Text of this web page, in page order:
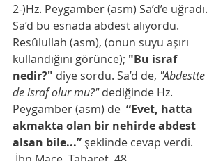
2-)Hz. Peygamber (asm) Sa’d’e uğradı.
Sa’d bu esnada abdest alıyordu.
Resûlullah (asm), (onun suyu aşırı
kullandığını görünce); "Bu israf
nedir?" diye sordu. Sa’d de, "Abdestte
de israf olur mu?" dediğinde Hz.
Peygamber (asm) de “Evet, hatta
akmakta olan bir nehirde abdest
alsan bile...” şeklinde cevap verdi.